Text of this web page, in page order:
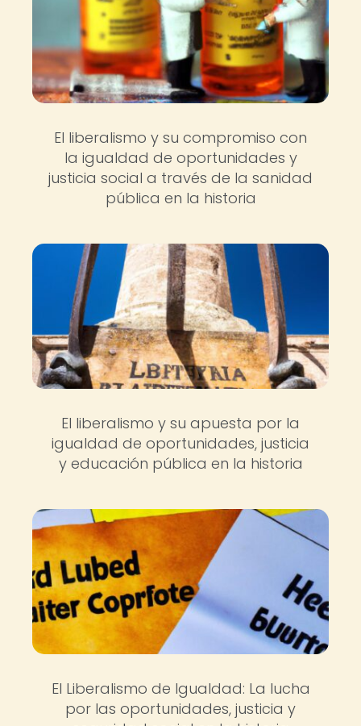
El liberalismo y su compromiso con
la igualdad de oportunidades y
justicia social a través de la sanidad
pública en la historia
El liberalismo y su apuesta por la
igualdad de oportunidades, justicia
y educación pública en la historia
El Liberalismo de Igualdad: La lucha
por las oportunidades, justicia y